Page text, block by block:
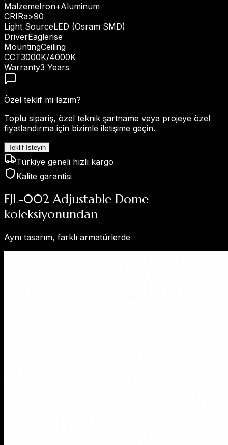
MalzemeIron+Aluminum
CRIRa>90
Light SourceLED (Osram SMD)
DriverEaglerise
MountingCeiling
CCT3000K/4000K
Warranty3 Years
Özel teklif mi lazım?
Toplu sipariş, özel teknik şartname veya projeye özel
fiyatlandırma için bizimle iletişime geçin.
Teklif İsteyin
Türkiye geneli hızlı kargo
Kalite garantisi
FJL-002 Adjustable Dome
koleksiyonundan
Aynı tasarım, farklı armatürlerde